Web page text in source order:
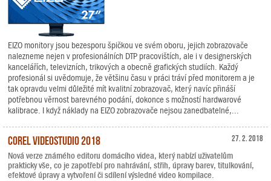
EIZO monitory jsou bezesporu špičkou ve svém oboru, jejich zobrazovače
nalezneme nejen v profesionálních DTP pracovištích, ale i v designerských
kancelářích, televizních, trikových a obecně grafických studiích. Každý
profesionál si uvědomuje, že většinu času v práci tráví před monitorem a je
tak opravdu velmi důležité mít kvalitní zobrazovač, který navíc přináší
potřebnou věrnost barevného podání, dokonce s možností hardwarové
kalibrace. I když náklady na EIZO zobrazovače nejsou zanedbatelné,...
27. 2. 2018
Corel VideoStudio 2018
Nová verze známého editoru domácího videa, který nabízí uživatelům
prakticky vše, co je zapotřebí pro nahrávání, střih, úpravy barev, titulkování,
efektové úpravy a vytvoření či sdílení výsledné video kompilace.